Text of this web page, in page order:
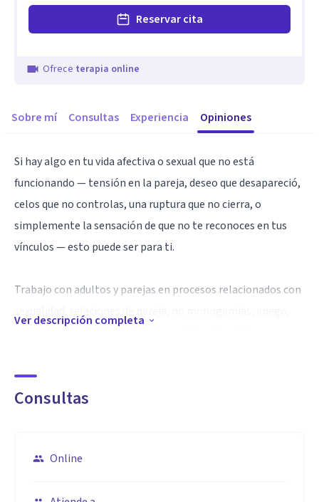
Reservar cita
Ofrece terapia online
Sobre mí Consultas Experiencia Opiniones
Si hay algo en tu vida afectiva o sexual que no está
funcionando — tensión en la pareja, deseo que desapareció,
celos que no controlas, una ruptura que no cierra, o
simplemente la sensación de que no te reconoces en tus
vínculos — esto puede ser para ti.
Trabajo con adultos y parejas en procesos relacionados con
vuelven el epicentro del malestar.
sexualidad, relaciones de pareja, no monogamias, apego,
Ver descripción completa
Consultas
Online